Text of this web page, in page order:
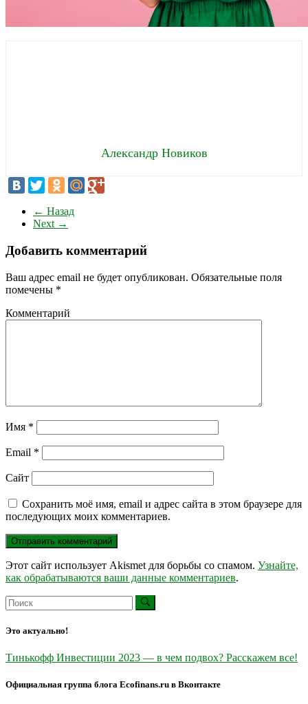
Александр Новиков
← Назад
Next →
Добавить комментарий
Ваш адрес email не будет опубликован. Обязательные поля
помечены *
Комментарий
Имя *
Email *
Сайт
Сохранить моё имя, email и адрес сайта в этом браузере для
последующих моих комментариев.
Этот сайт использует Akismet для борьбы со спамом. Узнайте,
как обрабатываются ваши данные комментариев.
Это актуально!
Тинькофф Инвестиции 2023 — в чем подвох? Расскажем все!
Официальная группа блога Ecofinans.ru в Вконтакте